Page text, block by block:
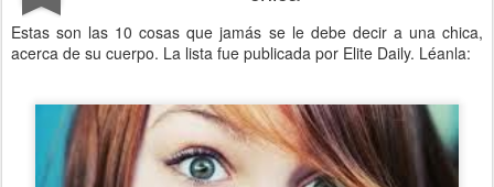
Estas son las 10 cosas que jamás se le debe decir a una chica,
acerca de su cuerpo. La lista fue publicada por Elite Daily. Léanla: